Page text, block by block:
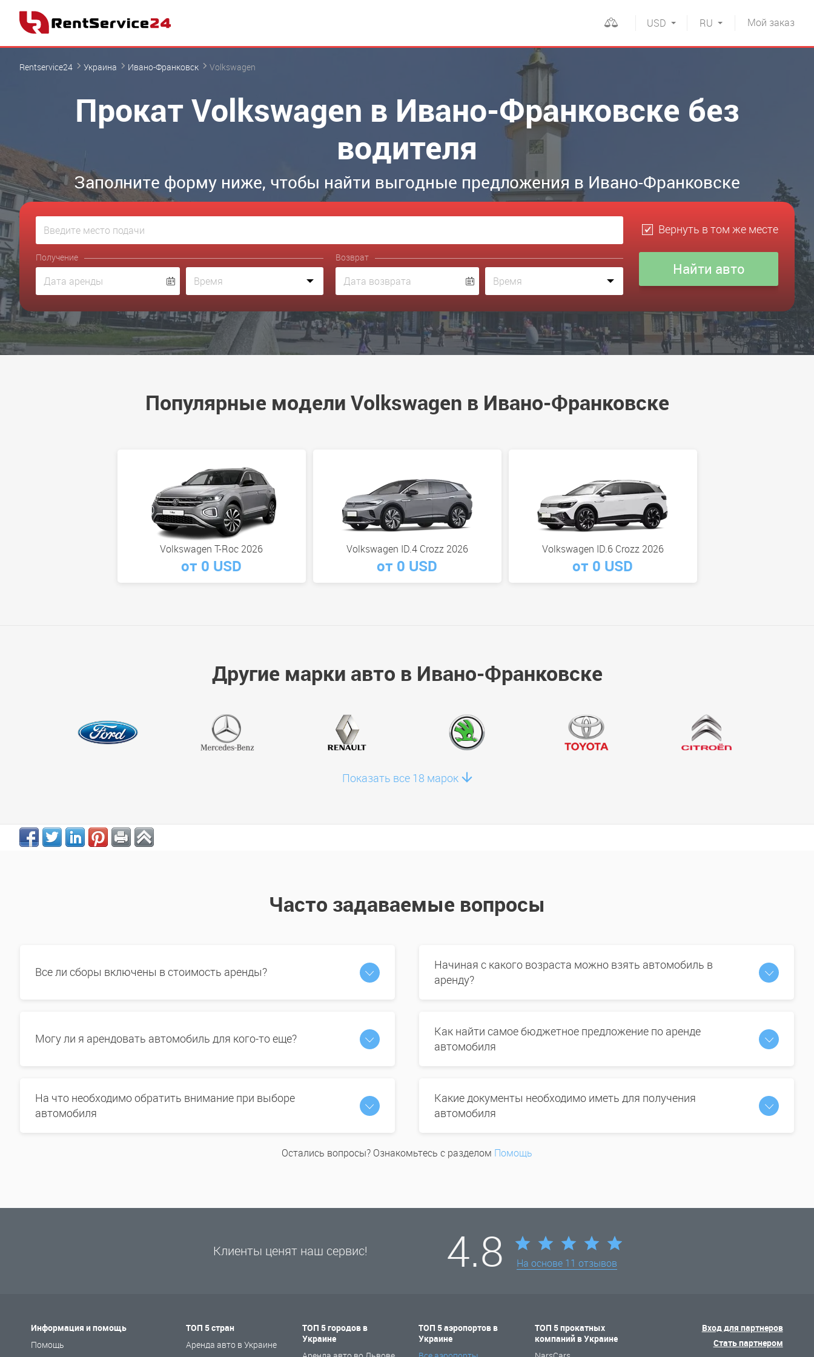
Мой заказ
RU
USD
Rentservice24 Украина Ивано-Франковск Volkswagen
Прокат Volkswagen в Ивано-Франковске без
водителя
Заполните форму ниже, чтобы найти выгодные предложения в Ивано-Франковске
Вернуть в том же месте
Получение Возврат
Популярные модели Volkswagen в Ивано-Франковске
Volkswagen T-Roc 2026
от 0 USD
Volkswagen ID.4 Crozz 2026
от 0 USD
Volkswagen ID.6 Crozz 2026
от 0 USD
Другие марки авто в Ивано-Франковске
Показать все 18 марок
Часто задаваемые вопросы
Все ли сборы включены в стоимость аренды?
Начиная с какого возраста можно взять автомобиль в
аренду?
Могу ли я арендовать автомобиль для кого-то еще?
Как найти самое бюджетное предложение по аренде
автомобиля
На что необходимо обратить внимание при выборе
автомобиля
Какие документы необходимо иметь для получения
автомобиля
Остались вопросы? Ознакомьтесь с разделом Помощь
Клиенты ценят наш сервис! 4.8 На основе 11 отзывов
Информация и помощь
Помощь
ТОП 5 стран
Аренда авто в Украине
ТОП 5 городов в
Украине
ТОП 5 аэропортов в
Украине
ТОП 5 прокатных
компаний в Украине
Вход для партнеров
Стать партнером